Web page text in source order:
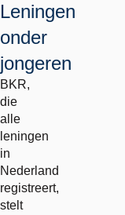
Leningen
onder
jongeren
BKR,
die
alle
leningen
in
Nederland
registreert,
stelt